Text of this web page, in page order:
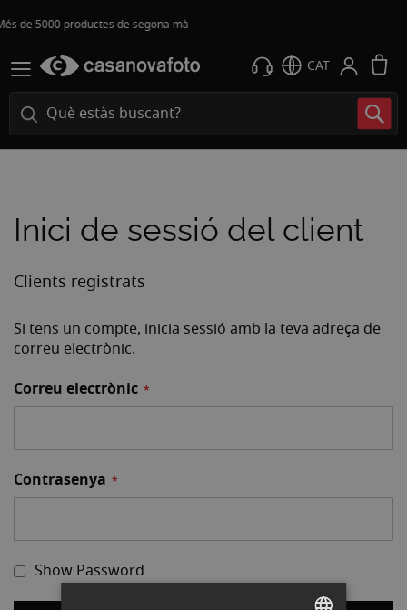
Enviament gratuït 24h*
CAT
Inici de sessió del client
Clients registrats
Si tens un compte, inicia sessió amb la teva adreça de
correu electrònic.
Correu electrònic
Contrasenya
Show Password